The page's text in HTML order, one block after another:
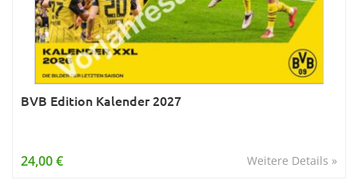
BVB Edition Kalender 2027
Weitere Details »
24,00 €